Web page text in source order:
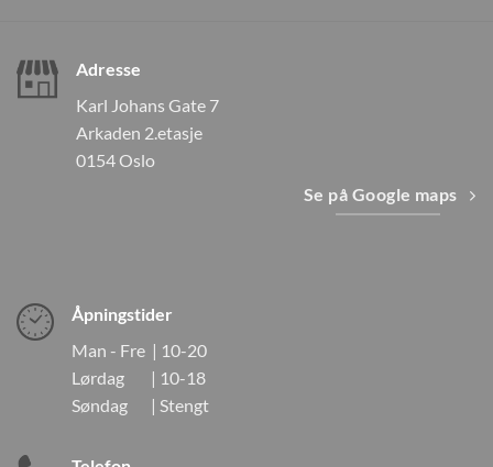
Adresse
Karl Johans Gate 7
Arkaden 2.etasje
0154 Oslo
Se på Google maps
Åpningstider
Man - Fre | 10-20
Lørdag | 10-18
Søndag | Stengt